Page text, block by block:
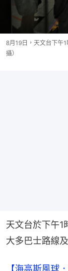
8月19日，天文台下午
攝）
天文台於下午1
大多巴士路線
【海高斯風球